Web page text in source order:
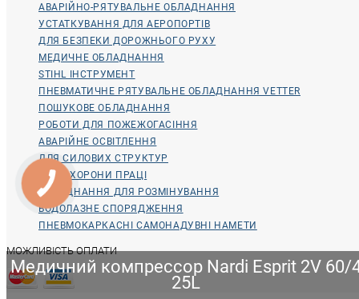
Медичний компрессор Nardi Esprit 2V 60/
25L
АВАРІЙНО-РЯТУВАЛЬНЕ ОБЛАДНАННЯ
УСТАТКУВАННЯ ДЛЯ АЕРОПОРТІВ
ДЛЯ БЕЗПЕКИ ДОРОЖНЬОГО РУХУ
МЕДИЧНЕ ОБЛАДНАННЯ
STIHL ІНСТРУМЕНТ
ПНЕВМАТИЧНЕ РЯТУВАЛЬНЕ ОБЛАДНАННЯ VETTER
ПОШУКОВЕ ОБЛАДНАННЯ
РОБОТИ ДЛЯ ПОЖЕЖОГАСІННЯ
АВАРІЙНЕ ОСВІТЛЕННЯ
ДЛЯ СИЛОВИХ СТРУКТУР
ДЛЯ ОХОРОНИ ПРАЦІ
ОБЛАДНАННЯ ДЛЯ РОЗМІНУВАННЯ
ВОДОЛАЗНЕ СПОРЯДЖЕННЯ
ПНЕВМОКАРКАСНІ САМОНАДУВНІ НАМЕТИ
МОЖЛИВІСТЬ ОПЛАТИ